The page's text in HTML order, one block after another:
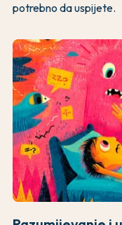
potrebno da uspijete.